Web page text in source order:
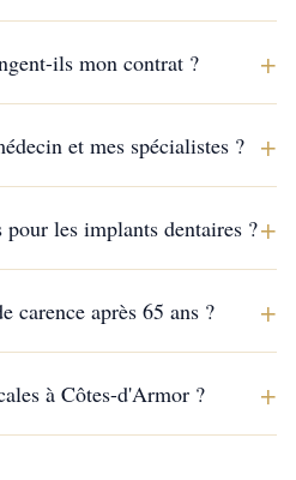
ils mon contrat ? +
et mes spécialistes ? +
pour les implants dentaires ?+
carence après 65 ans ? +
à Côtes-d'Armor ? +